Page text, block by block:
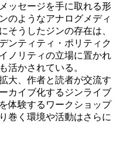
ッセージを手に取れる形
のようなアナログメディ
そうしたジンの存在は、
ンティティ・ポリティク
ノリティの立場に置かれ
活かされている。
大、作者と読者が交流す
カイブ化するジンライブ
体験するワークショップ
巻く環境や活動はさらに